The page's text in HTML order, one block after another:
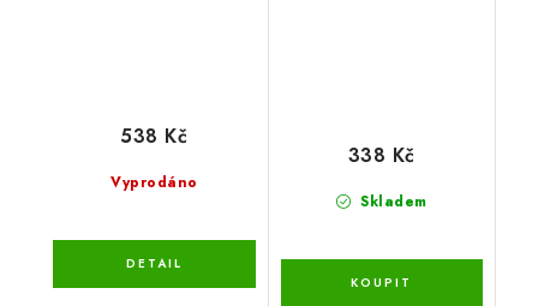
Vyprodáno
538 Kč
Skladem
338 Kč